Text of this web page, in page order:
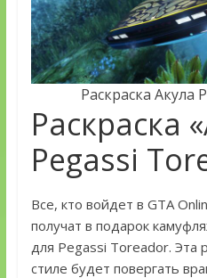
Раскраска Акула
Раскраска
Pegassi
Все, кто войдет в GTA
получат в подарок
для Pegassi Toreador. Эта
стиле будет повергать